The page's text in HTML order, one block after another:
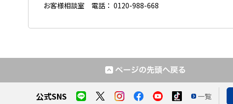
お客様相談室 電話： 0120-988-668
公式SNS 一覧